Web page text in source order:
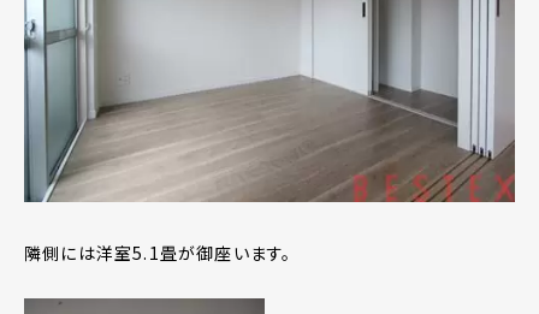
隣側には洋室5.1畳が御座います。